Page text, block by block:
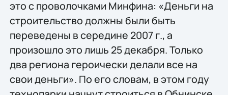
это с проволочками Минфина: «Деньги на
строительство должны были быть
переведены в середине 2007 г., а
произошло это лишь 25 декабря. Только
два региона героически делали все на
свои деньги». По его словам, в этом году